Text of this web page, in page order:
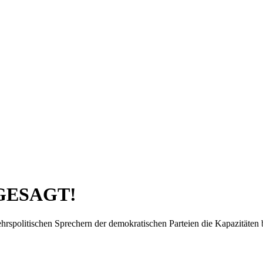
Sprechern der demokratischen Parteien die